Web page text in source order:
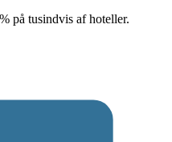
på tusindvis af hoteller.